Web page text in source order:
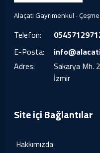
Alaçatı Gayrimenkul - Çeşme
Telefon:
E-Posta:
Adres:
Sakarya Mh.
İzmir
Site içi Bağlantılar
Hakkımızda